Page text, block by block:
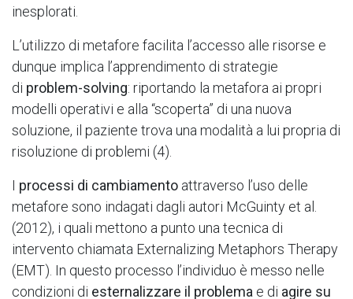
inesplorati.
L’utilizzo di metafore facilita l’accesso alle risorse e
dunque implica l’apprendimento di strategie
di problem-solving: riportando la metafora ai propri
modelli operativi e alla “scoperta” di una nuova
soluzione, il paziente trova una modalità a lui propria di
risoluzione di problemi (4).
I processi di cambiamento attraverso l’uso delle
metafore sono indagati dagli autori McGuinty et al.
(2012), i quali mettono a punto una tecnica di
intervento chiamata Externalizing Metaphors Therapy
(EMT). In questo processo l’individuo è messo nelle
condizioni di esternalizzare il problema e di agire su